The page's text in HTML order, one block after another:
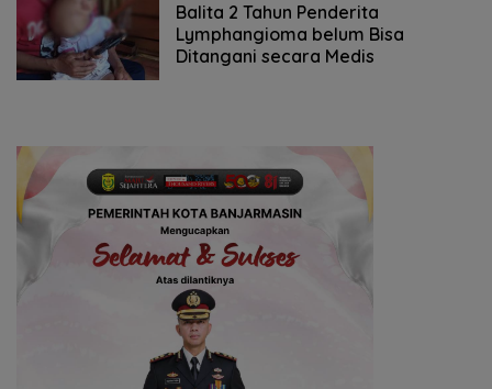
Balita 2 Tahun Penderita
Lymphangioma belum Bisa
Ditangani secara Medis